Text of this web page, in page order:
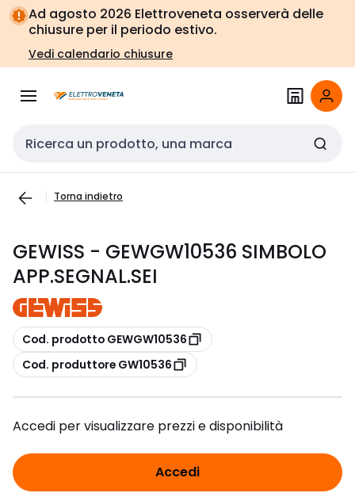
Vai alla
navigazione
Vai
alla
pagina
Ad agosto 2026 Elettroveneta osserverà delle
chiusure per il periodo estivo.
Vedi calendario chiusure
Cerca input
Torna indietro
GEWISS - GEWGW10536 SIMBOLO
APP.SEGNAL.SEI
copia
Cod. prodotto GEWGW10536
copia
Cod. produttore GW10536
Accedi per visualizzare prezzi e disponibilità
Accedi